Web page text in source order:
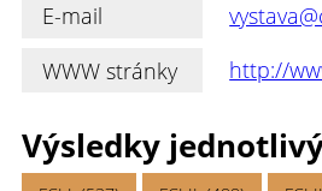
E-mail
WWW stránky
http://
Výsledky